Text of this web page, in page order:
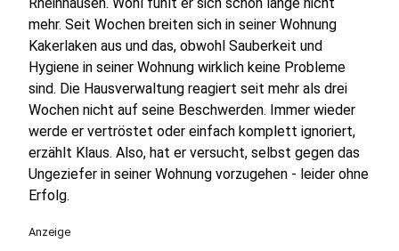
mehr. Seit Wochen breiten sich in seiner Wohnung
Kakerlaken aus und das, obwohl Sauberkeit und
Hygiene in seiner Wohnung wirklich keine Probleme
sind. Die Hausverwaltung reagiert seit mehr als drei
Wochen nicht auf seine Beschwerden. Immer wieder
werde er vertröstet oder einfach komplett ignoriert,
erzählt Klaus. Also, hat er versucht, selbst gegen das
Ungeziefer in seiner Wohnung vorzugehen - leider ohne
Erfolg.
Anzeige